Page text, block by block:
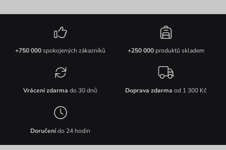
+750 000spokojených zákazníků +250 000produktů skladem
Vrácení zdarma do 30 dnů Doprava zdarma od 1 300 Kč
Doručenído 24 hodin